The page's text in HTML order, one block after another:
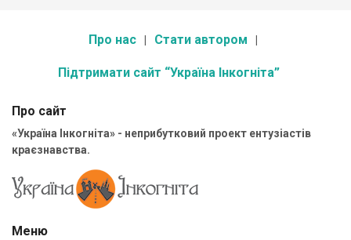
Про нас Стати автором
Підтримати сайт “Україна Інкогніта”
Про сайт
«Україна Інкогніта» - неприбутковий проект ентузіастів
краєзнавства.
Меню